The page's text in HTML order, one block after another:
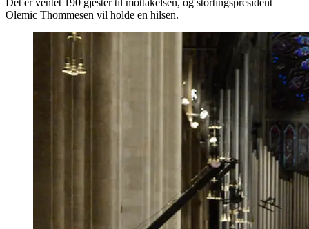
Det er ventet 190 gjester til mottakelsen, og stortingspresident
Olemic Thommesen vil holde en hilsen.